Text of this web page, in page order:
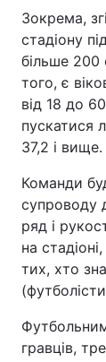
Контакти
Послуги
Тема
Зокрема,
стадіону
більше 200
того, є
від 18 до
пускатися
37,2 і вище.
Команди
супроводу
ряд і
на
тих, хто
гравців,